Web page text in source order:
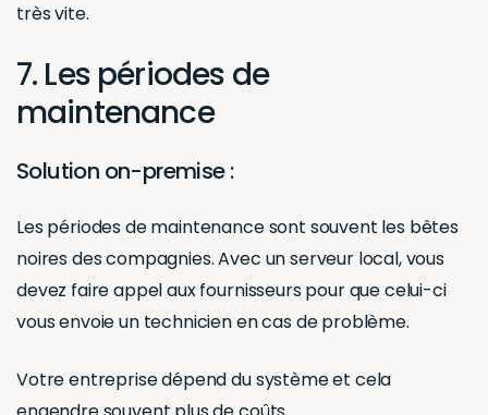
très vite.
7. Les périodes de
maintenance
Solution on-premise :
Les périodes de maintenance sont souvent les bêtes
noires des compagnies. Avec un serveur local, vous
devez faire appel aux fournisseurs pour que celui-ci
vous envoie un technicien en cas de problème.
Votre entreprise dépend du système et cela